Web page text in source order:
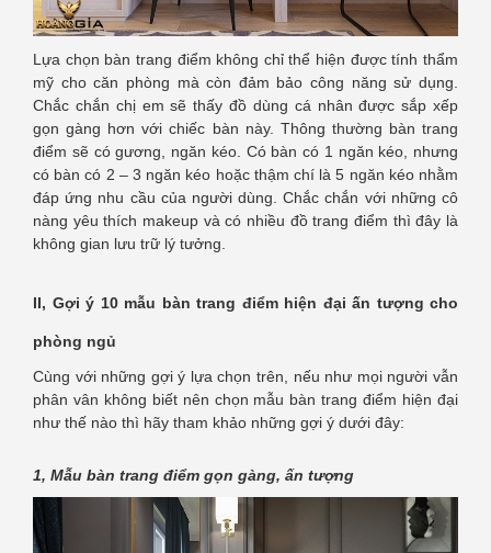
Lựa chọn bàn trang điểm không chỉ thể hiện được tính thẩm
mỹ cho căn phòng mà còn đảm bảo công năng sử dụng.
Chắc chắn chị em sẽ thấy đồ dùng cá nhân được sắp xếp
gọn gàng hơn với chiếc bàn này. Thông thường bàn trang
điểm sẽ có gương, ngăn kéo. Có bàn có 1 ngăn kéo, nhưng
có bàn có 2 – 3 ngăn kéo hoặc thậm chí là 5 ngăn kéo nhằm
đáp ứng nhu cầu của người dùng. Chắc chắn với những cô
nàng yêu thích makeup và có nhiều đồ trang điểm thì đây là
không gian lưu trữ lý tưởng.
II, Gợi ý 10 mẫu bàn trang điểm hiện đại ấn tượng cho
phòng ngủ
Cùng với những gợi ý lựa chọn trên, nếu như mọi người vẫn
phân vân không biết nên chọn mẫu bàn trang điểm hiện đại
như thế nào thì hãy tham khảo những gợi ý dưới đây:
1, Mẫu bàn trang điểm gọn gàng, ấn tượng